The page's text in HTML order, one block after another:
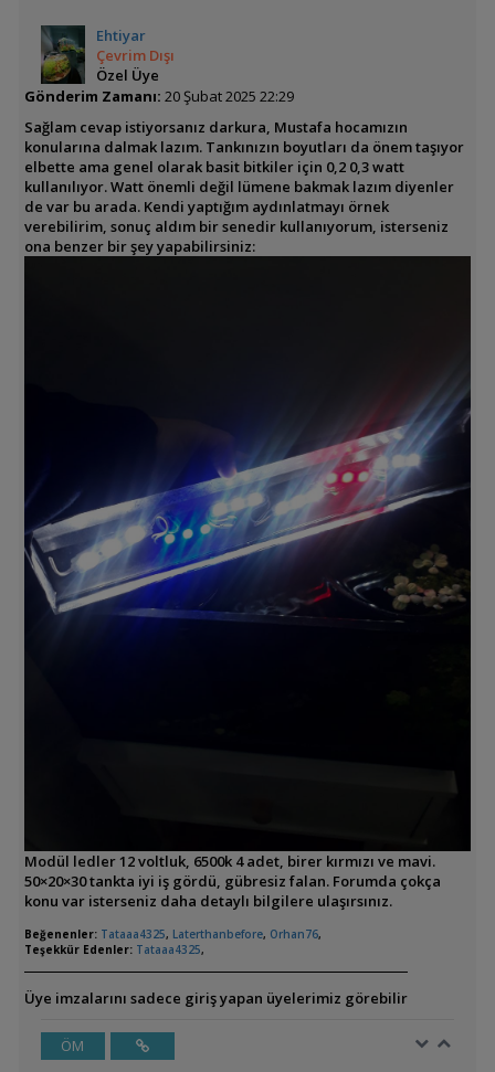
Ehtiyar
Çevrim Dışı
Özel Üye
Gönderim Zamanı: 20 Şubat 2025 22:29
Sağlam cevap istiyorsanız darkura, Mustafa hocamızın
konularına dalmak lazım. Tankınızın boyutları da önem taşıyor
elbette ama genel olarak basit bitkiler için 0,2 0,3 watt
kullanılıyor. Watt önemli değil lümene bakmak lazım diyenler
de var bu arada. Kendi yaptığım aydınlatmayı örnek
verebilirim, sonuç aldım bir senedir kullanıyorum, isterseniz
ona benzer bir şey yapabilirsiniz:
Modül ledler 12 voltluk, 6500k 4 adet, birer kırmızı ve mavi.
50×20×30 tankta iyi iş gördü, gübresiz falan. Forumda çokça
konu var isterseniz daha detaylı bilgilere ulaşırsınız.
Beğenenler: Tataaa4325, Laterthanbefore, Orhan76,
Teşekkür Edenler: Tataaa4325,
Üye imzalarını sadece giriş yapan üyelerimiz görebilir
ÖM